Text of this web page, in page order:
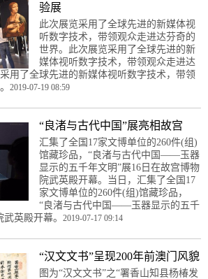
验展
此次展览采用了全球先进的新媒体视
听数字技术，带领观众走进达芬奇的
世界。此次展览采用了全球先进的新
媒体视听数字技术，带领观众走进达
用了全球先进的新媒体视听数字技术，带领
2019-07-19 08:59
“良渚与古代中国”展亮相故宫
汇集了全国17家文博单位的260件(组)
馆藏珍品，“良渚与古代中国——玉器
显示的五千年文明”展16日在故宫博物
院武英殿开幕。当日，汇集了全国17
家文博单位的260件(组)馆藏珍品，
“良渚与古代中国——玉器显示的五千
英殿开幕。 2019-07-17 09:14
“汉文文书”呈现200年前澳门风貌
图为“汉文文书”之“署香山知县杨椿发